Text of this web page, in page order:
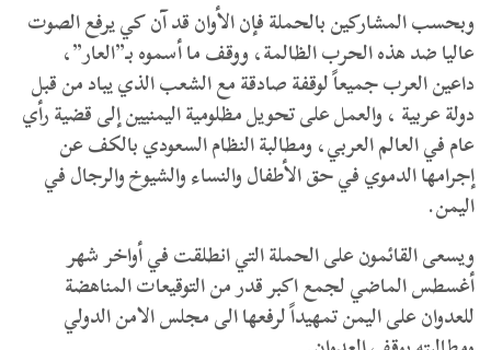
وبحسب المشاركين بالحملة فإن الأوان قد آن كي يرفع الصوت
عاليا ضد هذه الحرب الظالمة، ووقف ما أسموه بـ”العار”،
داعين العرب جميعاً لوقفة صادقة مع الشعب الذي يباد من قبل
دولة عربية ، والعمل على تحويل مظلومية اليمنيين إلى قضية رأي
عام في العالم العربي، ومطالبة النظام السعودي بالكف عن
إجرامها الدموي في حق الأطفال والنساء والشيوخ والرجال في
اليمن.
ويسعى القائمون على الحملة التي انطلقت في أواخر شهر
أغسطس الماضي لجمع اكبر قدر من التوقيعات المناهضة
للعدوان على اليمن تمهيداً لرفعها الى مجلس الامن الدولي